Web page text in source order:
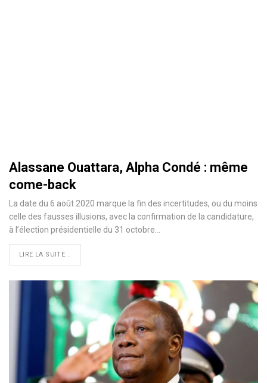
Alassane Ouattara, Alpha Condé : même
come-back
La date du 6 août 2020 marque la fin des incertitudes, ou du moins
celle des fausses illusions, avec la confirmation de la candidature,
à l’élection présidentielle du 31 octobre
LIRE LA SUITE...